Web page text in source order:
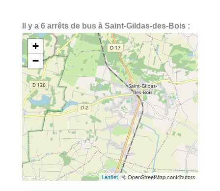
Il y a 6 arrêts de bus à Saint-Gildas-des-Bois :
+
−
Leaflet| © OpenStreetMap contributors